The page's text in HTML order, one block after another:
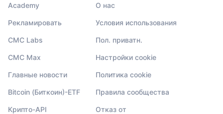
Academy
Рекламировать
CMC Labs
CMC Max
Главные новости
Bitcoin (Биткоин)-ETF
Крипто-API
О нас
Условия использования
Пол. приватн.
Настройки cookie
Политика cookie
Правила сообщества
Отказ от